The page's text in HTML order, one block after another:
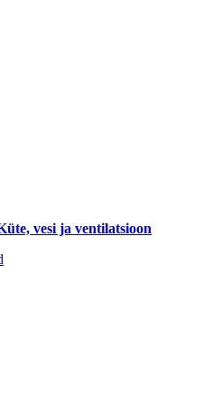
vesi ja ventilatsioon